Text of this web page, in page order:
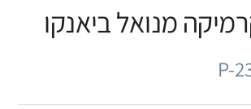
מנואל ביאנקו